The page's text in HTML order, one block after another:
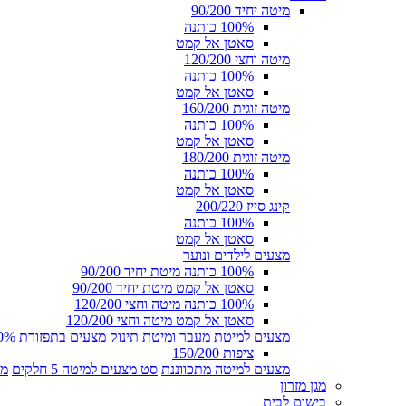
מיטה יחיד 90/200
100% כותנה
סאטן אל קמט
מיטה וחצי 120/200
100% כותנה
סאטן אל קמט
מיטה זוגית 160/200
100% כותנה
סאטן אל קמט
מיטה זוגית 180/200
100% כותנה
סאטן אל קמט
קינג סייז 200/220
100% כותנה
סאטן אל קמט
מצעים לילדים ונוער
100% כותנה מיטת יחיד 90/200
סאטן אל קמט מיטת יחיד 90/200
100% כותנה מיטה וחצי 120/200
סאטן אל קמט מיטה וחצי 120/200
מצעים למיטת מעבר ומיטת תינוק מצעים בתפזורת 100% כותנה
ציפות 150/200
מצעים למיטה מתכווננת סט מצעים למיטה 5 חלקים
מגן מזרון
בישום לבית